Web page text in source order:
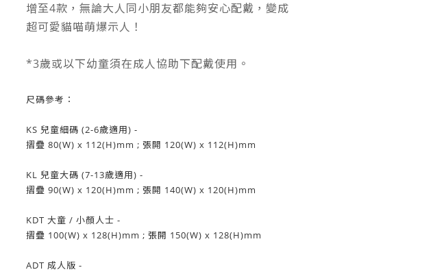
增至4款，無論大人同小朋友都能夠安心配戴，變成
超可愛貓喵萌爆示人！
*3歲或以下幼童須在成人協助下配戴使用。
尺碼參考：
KS 兒童細碼 (2-6歲適用) -
摺疊 80(W) x 112(H)mm ; 張開 120(W) x 112(H)mm
KL 兒童大碼 (7-13歲適用) -
摺疊 90(W) x 120(H)mm ; 張開 140(W) x 120(H)mm
KDT 大童 / 小顏人士 -
摺疊 100(W) x 128(H)mm ; 張開 150(W) x 128(H)mm
ADT 成人版 -